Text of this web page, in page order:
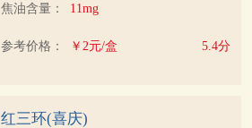
焦油含量： 11mg
参考价格： ￥2元/盒 5.4分
红三环(喜庆)